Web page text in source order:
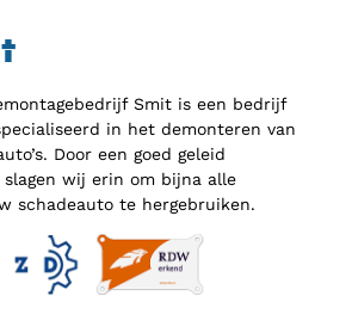
Smit is een bedrijf
in het demonteren van
Door een goed geleid
slagen wij erin om bijna alle
schadeauto te hergebruiken.